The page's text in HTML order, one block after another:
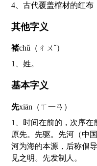
4、古代覆盖棺材的红布
其他字义
褚chǔ（ㄔㄨˇ）
1、姓。
基本字义
先xiān（ㄒ一ㄢ）
1、时间在前的，次序在前的，与“后”相对：先前。先期。
原先。先驱。先河（中
河为海的本源，后称倡
见之明。先发制人。